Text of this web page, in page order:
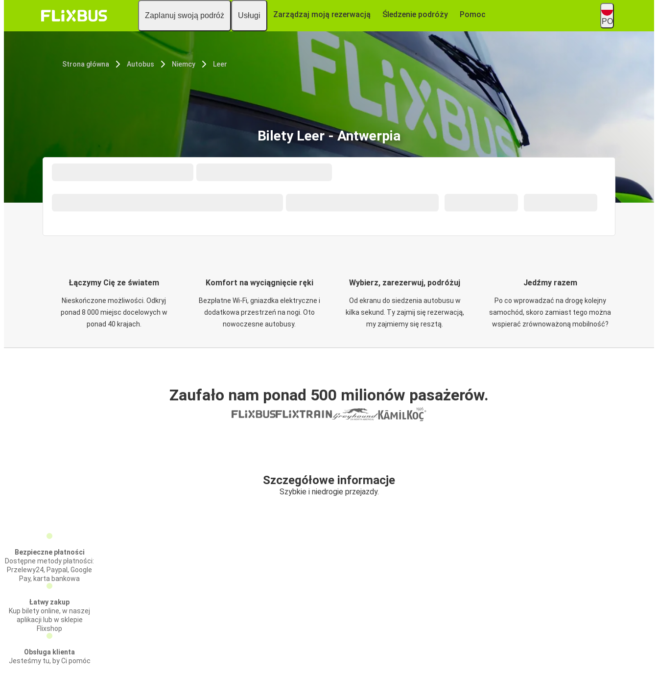
Zaplanuj swoją podróż Usługi Zarządzaj moją rezerwacją Śledzenie podróży Pomoc
PO
Strona główna Autobus Niemcy Leer
Bilety Leer - Antwerpia
Łączymy Cię ze światem
Nieskończone możliwości. Odkryj
ponad 8 000 miejsc docelowych w
ponad 40 krajach.
Komfort na wyciągnięcie ręki
Bezpłatne Wi-Fi, gniazdka elektryczne i
dodatkowa przestrzeń na nogi. Oto
nowoczesne autobusy.
Wybierz, zarezerwuj, podróżuj
Od ekranu do siedzenia autobusu w
kilka sekund. Ty zajmij się rezerwacją,
my zajmiemy się resztą.
Jedźmy razem
Po co wprowadzać na drogę kolejny
samochód, skoro zamiast tego można
wspierać zrównoważoną mobilność?
Zaufało nam ponad 500 milionów pasażerów.
Szczegółowe informacje
Szybkie i niedrogie przejazdy.
Bezpieczne płatności
Dostępne metody płatności:
Przelewy24, Paypal, Google
Pay, karta bankowa
Łatwy zakup
Kup bilety online, w naszej
aplikacji lub w sklepie
Flixshop
Obsługa klienta
Jesteśmy tu, by Ci pomóc